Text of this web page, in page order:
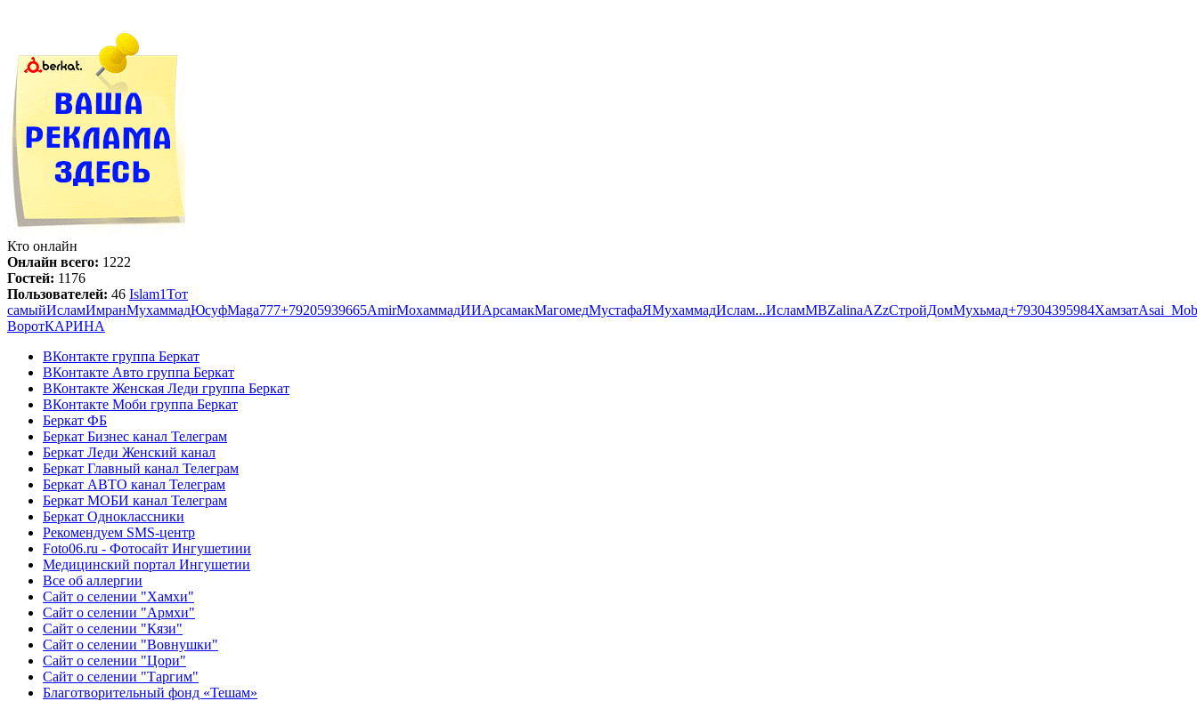
Кто онлайн
Онлайн всего: 1222
Гостей: 1176
Пользователей: 46 Islam1Тот
самыйИсламИмранМухаммадЮсуфMaga777+79205939665AmirМохаммадИИАрсамакМагомедМустафаЯМухаммадИслам...ИсламMBZalinaAZzСтройДомМухьмад+79304395984Хамзат
ВоротКАРИНА
ВКонтакте группа Беркат
ВКонтакте Авто группа Беркат
ВКонтакте Женская Леди группа Беркат
ВКонтакте Моби группа Беркат
Беркат ФБ
Беркат Бизнес канал Телеграм
Беркат Леди Женский канал
Беркат Главный канал Телеграм
Беркат АВТО канал Телеграм
Беркат МОБИ канал Телеграм
Беркат Одноклассники
Рекомендуем SMS-центр
Foto06.ru - Фотосайт Ингушетиии
Медицинский портал Ингушетии
Все об аллергии
Сайт о селении "Хамхи"
Сайт о селении "Армхи"
Сайт о селении "Кязи"
Сайт о селении "Вовнушки"
Сайт о селении "Цори"
Сайт о селении "Таргим"
Благотворительный фонд «Тешам»